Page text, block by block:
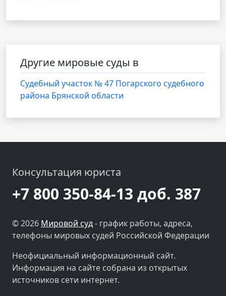
Другие мировые суды в
Судебный участок № 47 Погарского судебного
района Брянской области
Консультация юриста
+7 800 350-84-13 доб. 387
© 2026 Мировой суд- график работы, адреса,
телефоны мировых судей Российской Федерации
Неофициальный информационный сайт.
Информация на сайте собрана из открытых
источников сети интернет.